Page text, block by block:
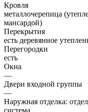
Кровля
металлочерепица
мансардой)
Перекрытия
есть деревянное
Перегородки
есть
Окна
—
Двери входной группы
—
Наружная отделка: